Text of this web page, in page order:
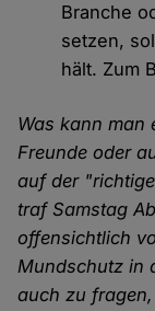
Branche
setzen,
hält. Zum
Was kann man
Freunde oder
auf der
traf Samstag
offensichtlich
Mundschutz in
auch zu